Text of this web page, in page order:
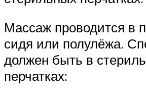
Массаж проводится в
сидя или полулёжа.
должен быть в
перчатках: